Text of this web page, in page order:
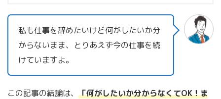
私も仕事を辞めたいけど何がしたいか分
からないまま、とりあえず今の仕事を続
けていますよ。
この記事の結論は、 「何がしたいか分からなくてOK！ま